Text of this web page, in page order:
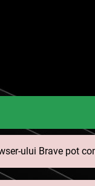
ului Brave pot